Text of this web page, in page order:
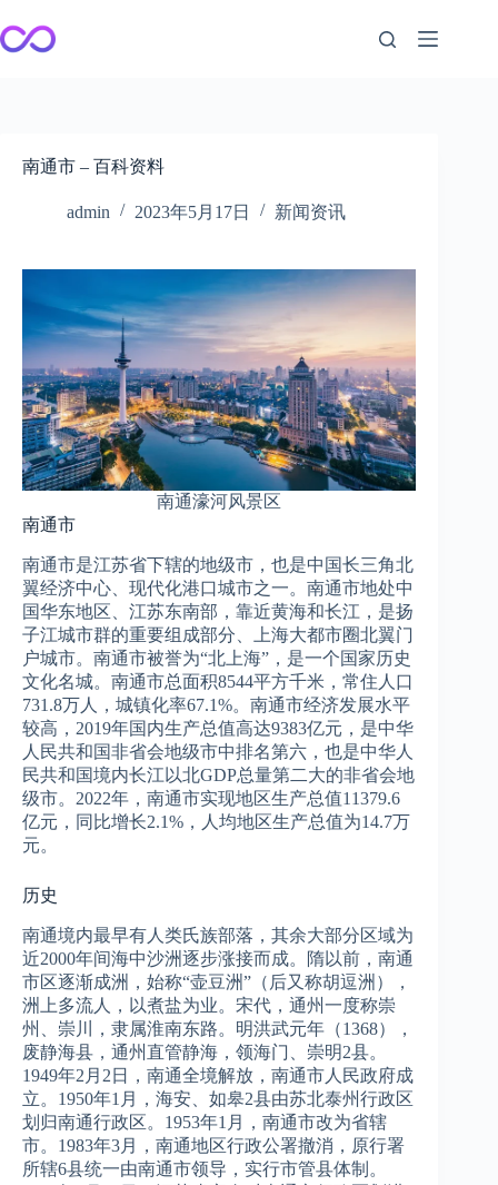
至
内
南通市 – 百科资料
admin 2023年5月17日 新闻资讯
南通濠河风景区
南通市
南通市是江苏省下辖的地级市，也是中国长三角北
翼经济中心、现代化港口城市之一。南通市地处中
国华东地区、江苏东南部，靠近黄海和长江，是扬
子江城市群的重要组成部分、上海大都市圈北翼门
户城市。南通市被誉为“北上海”，是一个国家历史
文化名城。南通市总面积8544平方千米，常住人口
731.8万人，城镇化率67.1%。南通市经济发展水平
较高，2019年国内生产总值高达9383亿元，是中华
人民共和国非省会地级市中排名第六，也是中华人
民共和国境内长江以北GDP总量第二大的非省会地
级市。2022年，南通市实现地区生产总值11379.6
亿元，同比增长2.1%，人均地区生产总值为14.7万
元。
历史
南通境内最早有人类氏族部落，其余大部分区域为
近2000年间海中沙洲逐步涨接而成。隋以前，南通
市区逐渐成洲，始称“壶豆洲”（后又称胡逗洲），
洲上多流人，以煮盐为业。宋代，通州一度称崇
州、崇川，隶属淮南东路。明洪武元年（1368），
废静海县，通州直管静海，领海门、崇明2县。
1949年2月2日，南通全境解放，南通市人民政府成
立。1950年1月，海安、如皋2县由苏北泰州行政区
划归南通行政区。1953年1月，南通市改为省辖
市。1983年3月，南通地区行政公署撤消，原行署
所辖6县统一由南通市领导，实行市管县体制。